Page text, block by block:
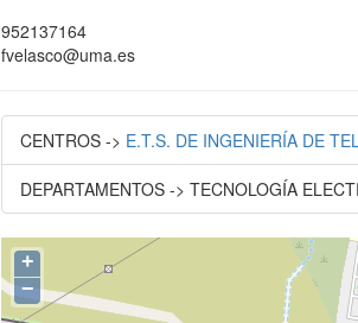
952137164
fvelasco@uma.es
CENTROS -> E.T.S. DE INGENIERÍA DE
DEPARTAMENTOS -> TECNOLOGÍA
+
−